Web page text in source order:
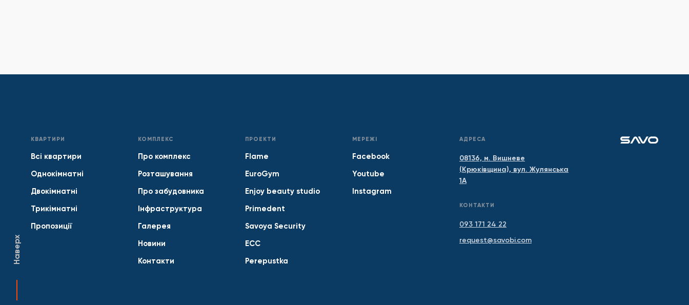
Наверх
КВАРТИРИ
Всі квартири
Однокімнатні
Двокімнатні
Трикімнатні
Пропозиції
КОМПЛЕКС
Про комплекс
Розташування
Про забудовника
Інфраструктура
Галерея
Новини
Контакти
ПРОЕКТИ
Flame
EuroGym
Enjoy beauty studio
Primedent
Savoya Security
ECC
Perepustka
МЕРЕЖІ
Facebook
Youtube
Instagram
АДРЕСА
08136, м. Вишневе
(Крюківщина), вул. Жулянська
1А
КОНТАКТИ
093 171 24 22
request@savobi.com